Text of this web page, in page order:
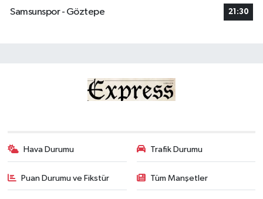
Samsunspor - Göztepe
21:30
Hava Durumu Trafik Durumu
Puan Durumu ve Fikstür Tüm Manşetler